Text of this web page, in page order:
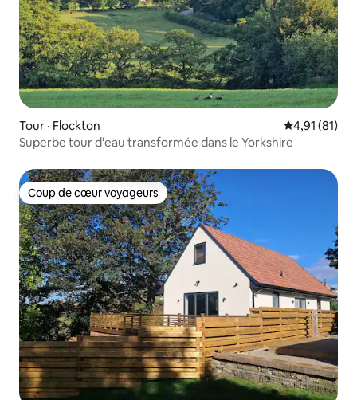
Tour · Flockton Note
4,91 (81)
Superbe tour d'eau transformée dans le Yorkshire
Coup de cœur voyageurs
Coup de cœur voyageurs